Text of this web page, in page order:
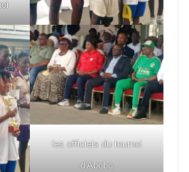
les officiels du tournoi
d'Abobo